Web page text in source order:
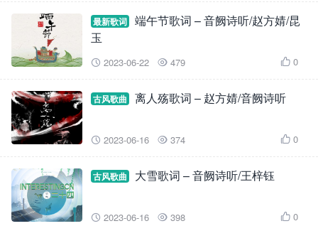
最新歌词
端午节歌词 – 音阙诗听/赵方婧/昆
玉
 2023-06-22  479  0
古风歌曲 离人殇歌词 – 赵方婧/音阙诗听
 2023-06-16  374  0
古风歌曲 大雪歌词 – 音阙诗听/王梓钰
 2023-06-16  398  0